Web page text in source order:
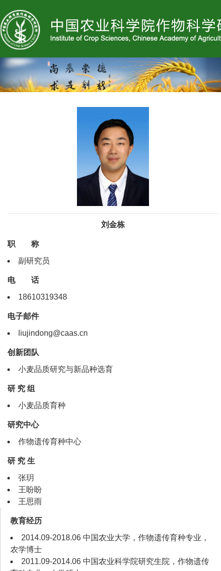
刘金栋
职 称
副研究员
电 话
18610319348
电子邮件
liujindong@caas.cn
创新团队
小麦品质研究与新品种选育
研 究 组
小麦品质育种
研究中心
作物遗传育种中心
研 究 生
张玥
王盼盼
王思雨
教育经历
2014.09-2018.06 中国农业大学，作物遗传育种专业，
农学博士
2011.09-2014.06 中国农业科学院研究生院，作物遗传